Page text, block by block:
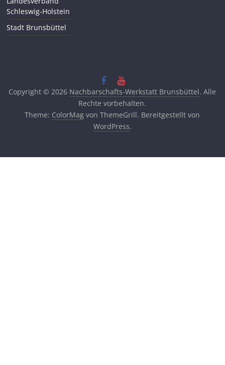
Schleswig-Holstein
Stadt Brunsbüttel
Copyright © 2026 Nachbarschafts-Werkstatt Brunsbüttel. Alle
Rechte vorbehalten.
Theme: ColorMag von ThemeGrill. Bereitgestellt von
WordPress.